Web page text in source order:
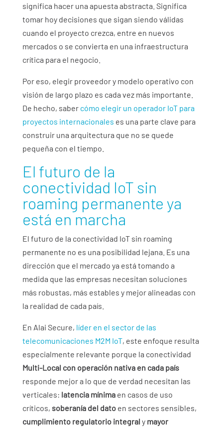
significa hacer una apuesta abstracta. Significa
tomar hoy decisiones que sigan siendo válidas
cuando el proyecto crezca, entre en nuevos
mercados o se convierta en una infraestructura
crítica para el negocio.
Por eso, elegir proveedor y modelo operativo con
visión de largo plazo es cada vez más importante.
De hecho, saber cómo elegir un operador IoT para
proyectos internacionales es una parte clave para
construir una arquitectura que no se quede
pequeña con el tiempo.
El futuro de la
conectividad IoT sin
roaming permanente ya
está en marcha
El futuro de la conectividad IoT sin roaming
permanente no es una posibilidad lejana. Es una
dirección que el mercado ya está tomando a
medida que las empresas necesitan soluciones
más robustas, más estables y mejor alineadas con
la realidad de cada país.
En Alai Secure, líder en el sector de las
telecomunicaciones M2M IoT, este enfoque resulta
especialmente relevante porque la conectividad
Multi-Local con operación nativa en cada país
responde mejor a lo que de verdad necesitan las
verticales: latencia mínimaen casos de uso
críticos, soberanía del datoen sectores sensibles,
cumplimiento regulatorio integral y mayor